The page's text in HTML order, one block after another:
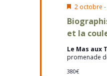
et la
Mis
avant
2 octobre -
Le Mas aux
promenade
380€